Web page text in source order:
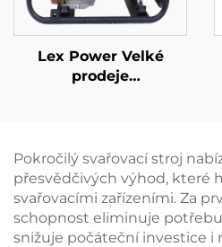
Lex Power Velké
prodeje
frekvenční svařovací
stroj
Pokročilý svařovací stroj
přesvědčivých výhod, které
svařovacími zařízeními. Za
schopnost eliminuje
snižuje počáteční investice i